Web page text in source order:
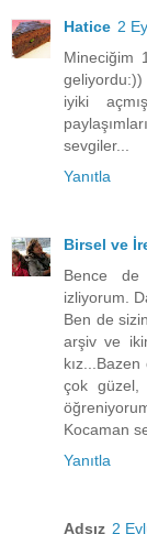
Hatice 2
Mineciğim
geliyordu:))
iyiki
sevgiler...
Yanıtla
Birsel ve
Bence de
izliyorum.
Ben de
arşiv ve
çok güzel,
Kocaman
Yanıtla
Adsız 2